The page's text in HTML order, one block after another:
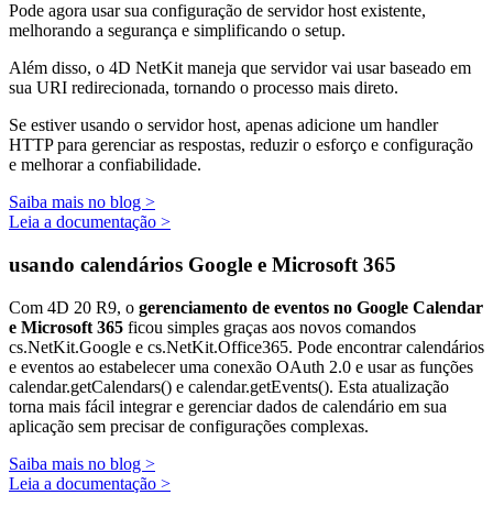
Pode agora usar sua configuração de servidor host existente,
melhorando a segurança e simplificando o setup.
Além disso, o 4D NetKit maneja que servidor vai usar baseado em
sua URI redirecionada, tornando o processo mais direto.
Se estiver usando o servidor host, apenas adicione um handler
HTTP para gerenciar as respostas, reduzir o esforço e configuração
e melhorar a confiabilidade.
Saiba mais no blog >
Leia a documentação >
usando calendários Google e Microsoft 365
Com 4D 20 R9, o gerenciamento de eventos no Google Calendar
e Microsoft 365 ficou simples graças aos novos comandos
cs.NetKit.Google e cs.NetKit.Office365. Pode encontrar calendários
e eventos ao estabelecer uma conexão OAuth 2.0 e usar as funções
calendar.getCalendars() e calendar.getEvents(). Esta atualização
torna mais fácil integrar e gerenciar dados de calendário em sua
aplicação sem precisar de configurações complexas.
Saiba mais no blog >
Leia a documentação >